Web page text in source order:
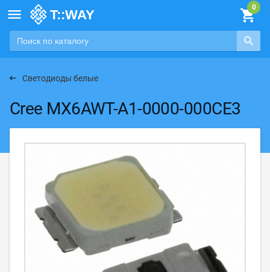

Светодиоды белые
Cree MX6AWT-A1-0000-000CE3